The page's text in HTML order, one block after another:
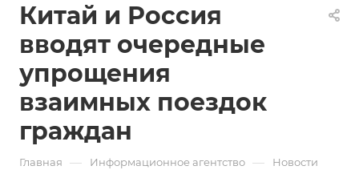
Китай и Россия
вводят очередные
упрощения
взаимных поездок
граждан
Главная — Информационное агентство — Новости